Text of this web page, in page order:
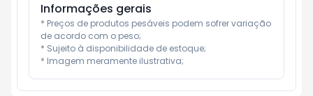
Informações gerais
* Preços de produtos pesáveis podem sofrer variação
de acordo com o peso;
* Sujeito à disponibilidade de estoque;
* Imagem meramente ilustrativa;